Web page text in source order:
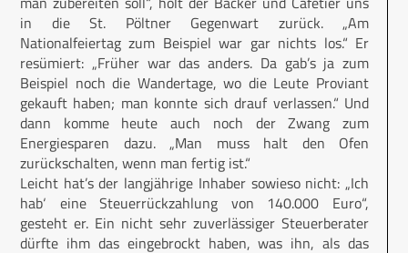
in die St. Pöltner Gegenwart zurück. „Am
Nationalfeiertag zum Beispiel war gar nichts los.“ Er
resümiert: „Früher war das anders. Da gab’s ja zum
Beispiel noch die Wandertage, wo die Leute Proviant
gekauft haben; man konnte sich drauf verlassen.“ Und
dann komme heute auch noch der Zwang zum
Energiesparen dazu. „Man muss halt den Ofen
zurückschalten, wenn man fertig ist.“
Leicht hat’s der langjährige Inhaber sowieso nicht: „Ich
hab‘ eine Steuerrückzahlung von 140.000 Euro“,
gesteht er. Ein nicht sehr zuverlässiger Steuerberater
dürfte ihm das eingebrockt haben, was ihn, als das